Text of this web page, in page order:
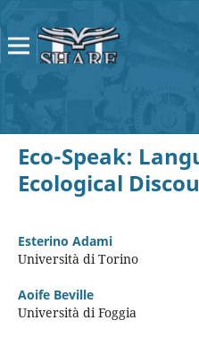
Eco-Speak:
Ecological
Esterino Adami
Università di Torino
Aoife Beville
Università di Foggia